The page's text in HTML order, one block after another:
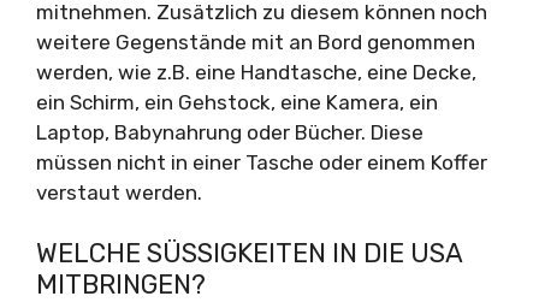
mitnehmen. Zusätzlich zu diesem können noch
weitere Gegenstände mit an Bord genommen
werden, wie z.B. eine Handtasche, eine Decke,
ein Schirm, ein Gehstock, eine Kamera, ein
Laptop, Babynahrung oder Bücher. Diese
müssen nicht in einer Tasche oder einem Koffer
verstaut werden.
WELCHE SÜSSIGKEITEN IN DIE USA M
ITBRINGEN?